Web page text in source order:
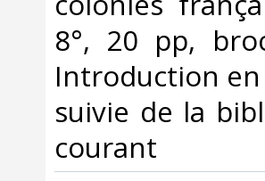
8°, 20 pp,
Introduction en
suivie de la
courant‎